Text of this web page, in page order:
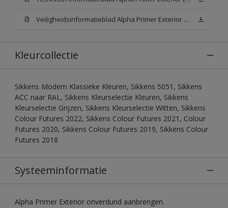
Veiligheidsinformatieblad Alpha Primer Exterior White W05 (MSDS)
Kleurcollectie
Sikkens Modern Klassieke Kleuren, Sikkens 5051, Sikkens
ACC naar RAL, Sikkens Kleurselectie Kleuren, Sikkens
Kleurselectie Grijzen, Sikkens Kleurselectie Witten, Sikkens
Colour Futures 2022, Sikkens Colour Futures 2021, Colour
Futures 2020, Sikkens Colour Futures 2019, Sikkens Colour
Futures 2018
Systeeminformatie
Alpha Primer Exterior onverdund aanbrengen.